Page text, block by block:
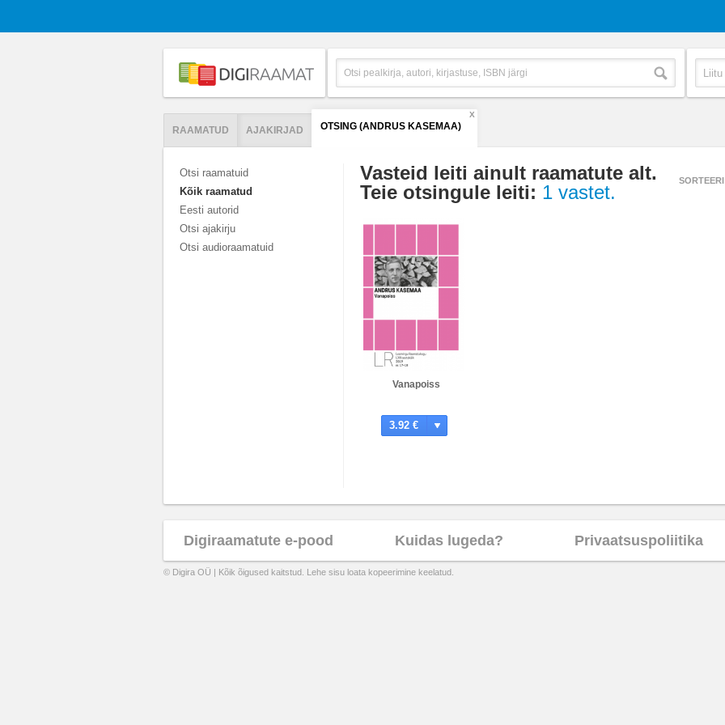
RAAMATUD AJAKIRJAD OTSING (ANDRUS KASEMAA)
X
Otsi raamatuid
Kõik raamatud
Eesti autorid
Otsi ajakirju
Otsi audioraamatuid
Vasteid leiti ainult raamatute alt.
Teie otsingule leiti: 1 vastet.
Vanapoiss
3.92 €
Digiraamatute e-pood Kuidas lugeda? Privaatsuspoliitika
© Digira OÜ | Kõik õigused kaitstud. Lehe sisu loata kopeerimine keelatud.